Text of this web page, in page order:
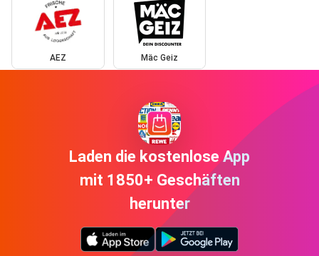
AEZ Mäc Geiz
Laden die kostenlose App
mit 1850+ Geschäften
herunter